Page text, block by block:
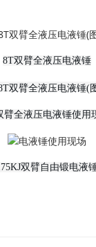
8T双臂全液压电液锤
臂全液压电液锤使用
双臂自由锻电液